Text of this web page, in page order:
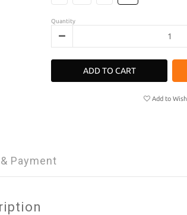
Quantity
ADD TO CART
Add to
Payment